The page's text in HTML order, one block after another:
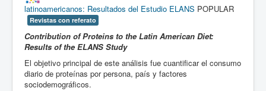
latinoamericanos: Resultados del Estudio ELANS POPULAR
Revistas con referato
Contribution of Proteins to the Latin American Diet:
Results of the ELANS Study
El objetivo principal de este análisis fue cuantificar el consumo
diario de proteínas por persona, país y factores
sociodemográficos.